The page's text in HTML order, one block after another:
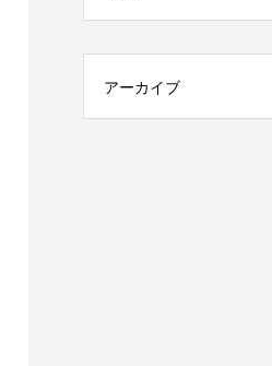
アーカイブ